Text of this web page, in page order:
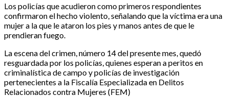
Los policías que acudieron como primeros respondientes
confirmaron el hecho violento, señalando que la víctima era una
mujer a la que le ataron los pies y manos antes de que le
prendieran fuego.
La escena del crimen, número 14 del presente mes, quedó
resguardada por los policías, quienes esperan a peritos en
criminalística de campo y policías de investigación
pertenecientes a la Fiscalía Especializada en Delitos
Relacionados contra Mujeres (FEM)